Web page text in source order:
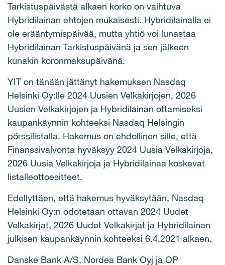
Tarkistuspäivästä alkaen korko on vaihtuva
Hybridilainan ehtojen mukaisesti. Hybridilainalla ei
ole erääntymispäivää, mutta yhtiö voi lunastaa
Hybridilainan Tarkistuspäivänä ja sen jälkeen
kunakin koronmaksupäivänä.
YIT on tänään jättänyt hakemuksen Nasdaq
Helsinki Oy:lle 2024 Uusien Velkakirjojen, 2026
Uusien Velkakirjojen ja Hybridilainan ottamiseksi
kaupankäynnin kohteeksi Nasdaq Helsingin
pörssilistalla. Hakemus on ehdollinen sille, että
Finanssivalvonta hyväksyy 2024 Uusia Velkakirjoja,
2026 Uusia Velkakirjoja ja Hybridilainaa koskevat
listalleottoesitteet.
Edellyttäen, että hakemus hyväksytään, Nasdaq
Helsinki Oy:n odotetaan ottavan 2024 Uudet
Velkakirjat, 2026 Uudet Velkakirjat ja Hybridilainan
julkisen kaupankäynnin kohteeksi 6.4.2021 alkaen.
Danske Bank A/S, Nordea Bank Oyj ja OP